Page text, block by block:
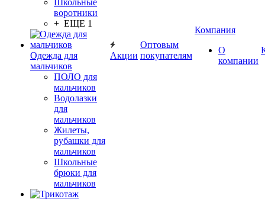
Школьные
воротники
+ ЕЩЕ 1
Одежда для
мальчиков
ПОЛО для
мальчиков
Водолазки
для
мальчиков
Жилеты,
рубашки для
мальчиков
Школьные
брюки для
мальчиков
Акции
Оптовым
покупателям
Компания
О
компании